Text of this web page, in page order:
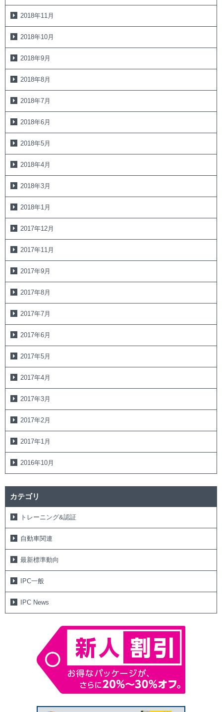
2018年11月
2018年10月
2018年9月
2018年8月
2018年7月
2018年6月
2018年5月
2018年4月
2018年3月
2018年1月
2017年12月
2017年11月
2017年9月
2017年8月
2017年7月
2017年6月
2017年5月
2017年4月
2017年3月
2017年2月
2017年1月
2016年10月
カテゴリ
トレーニング&認証
自動車関連
最新標準動向
IPC一般
IPC News